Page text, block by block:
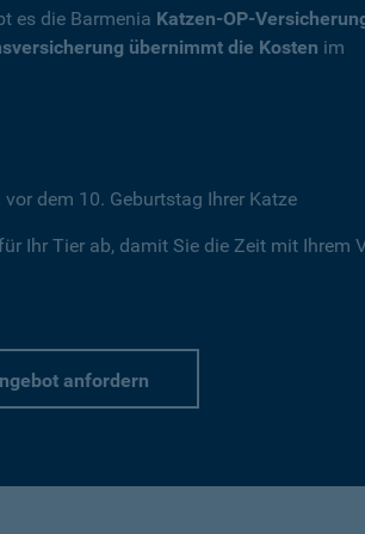
es die Barmenia Katzen-OP-
übernimmt die Kosten im
dem 10. Geburtstag Ihrer Katze
Ihr Tier ab, damit Sie die Zeit mit Ihrem
anfordern